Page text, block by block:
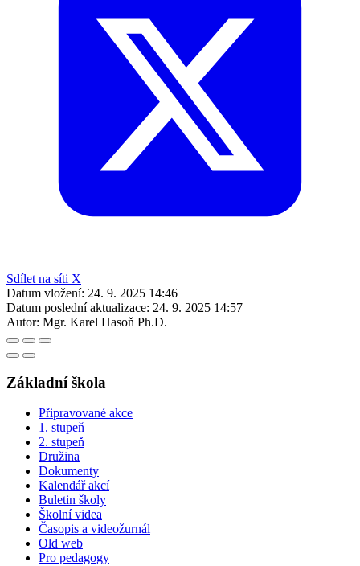
Sdílet na síti X
Datum vložení: 24. 9. 2025 14:46
Datum poslední aktualizace: 24. 9. 2025 14:57
Autor: Mgr. Karel Hasoň Ph.D.
Základní škola
Připravované akce
1. stupeň
2. stupeň
Družina
Dokumenty
Kalendář akcí
Buletin školy
Školní videa
Časopis a videožurnál
Old web
Pro pedagogy